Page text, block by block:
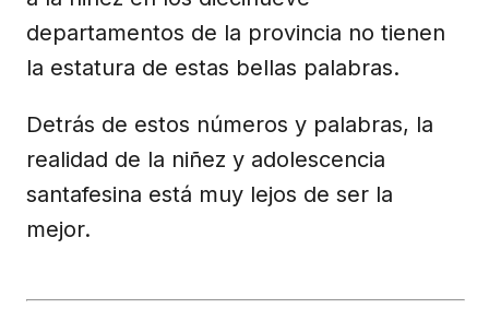
departamentos de la provincia no tienen
la estatura de estas bellas palabras.
Detrás de estos números y palabras, la
realidad de la niñez y adolescencia
santafesina está muy lejos de ser la
mejor.